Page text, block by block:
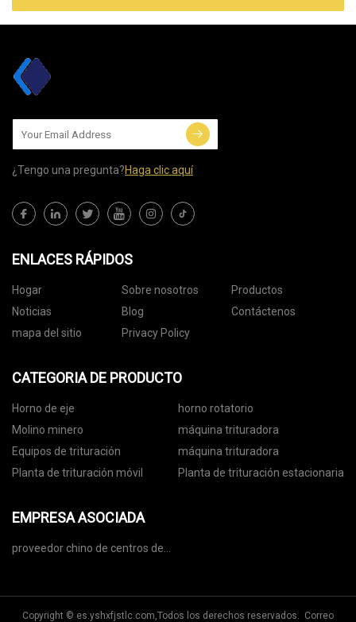
¿Tengo una pregunta?Haga clic aquí
ENLACES RÁPIDOS
Hogar Sobre nosotros
Productos
Noticias
Blog
Contáctenos
mapa del sitio
Privacy Policy
CATEGORIA DE PRODUCTO
Horno de eje
horno rotatorio
Molino minero
máquina trituradora
Equipos de trituración
máquina trituradora
Planta de trituración móvil
Planta de trituración estacionaria
EMPRESA ASOCIADA
proveedor chino de centros de
Copyright © es.yshxfjstlc.com,Todos los derechos reservados. Correo